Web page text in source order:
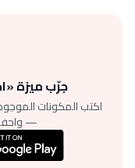
جرّب ميزة
اكتب المكونات
—